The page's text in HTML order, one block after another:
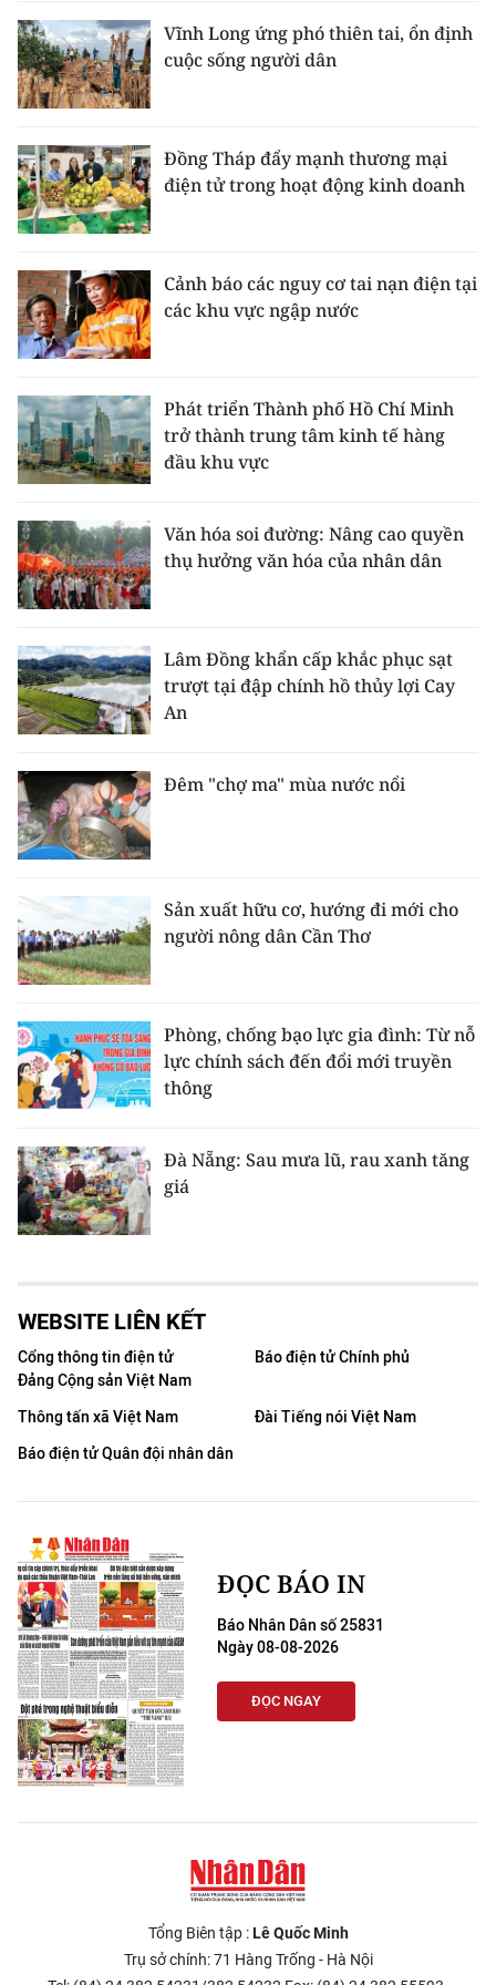
Vĩnh Long ứng phó thiên tai, ổn định
cuộc sống người dân
Đồng Tháp đẩy mạnh thương mại
điện tử trong hoạt động kinh doanh
Cảnh báo các nguy cơ tai nạn điện tại
các khu vực ngập nước
Phát triển Thành phố Hồ Chí Minh
trở thành trung tâm kinh tế hàng
đầu khu vực
Văn hóa soi đường: Nâng cao quyền
thụ hưởng văn hóa của nhân dân
Lâm Đồng khẩn cấp khắc phục sạt
trượt tại đập chính hồ thủy lợi Cay
An
Đêm "chợ ma" mùa nước nổi
Sản xuất hữu cơ, hướng đi mới cho
người nông dân Cần Thơ
Phòng, chống bạo lực gia đình: Từ nỗ
lực chính sách đến đổi mới truyền
thông
Đà Nẵng: Sau mưa lũ, rau xanh tăng
giá
WEBSITE LIÊN KẾT
Cổng thông tin điện tử
Đảng Cộng sản Việt Nam
Báo điện tử Chính phủ
Thông tấn xã Việt Nam
Đài Tiếng nói Việt Nam
Báo điện tử Quân đội nhân dân
ĐỌC BÁO IN
Báo Nhân Dân số 25831
Ngày 08-08-2026
ĐỌC NGAY
Tổng Biên tập :Lê Quốc Minh
Trụ sở chính: 71 Hàng Trống - Hà Nội